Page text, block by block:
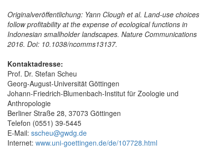
Originalveröffentlichung: Yann Clough et al. Land-use choices
follow profitability at the expense of ecological functions in
Indonesian smallholder landscapes. Nature Communications
2016. Doi: 10.1038/ncomms13137.
Kontaktadresse:
Prof. Dr. Stefan Scheu
Georg-August-Universität Göttingen
Johann-Friedrich-Blumenbach-Institut für Zoologie und
Anthropologie
Berliner Straße 28, 37073 Göttingen
Telefon (0551) 39-5445
E-Mail: sscheu@gwdg.de
Internet: www.uni-goettingen.de/de/107728.html